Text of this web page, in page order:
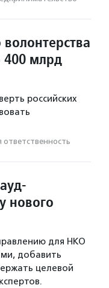
400 млрд
российских
ответственность
нового
для НКО
добавить
целевой